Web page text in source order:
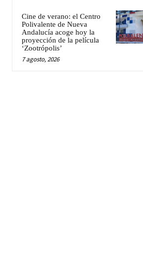
Cine de verano: el Centro
Polivalente de Nueva
Andalucía acoge hoy la
proyección de la película
‘Zootrópolis’
7 agosto, 2026